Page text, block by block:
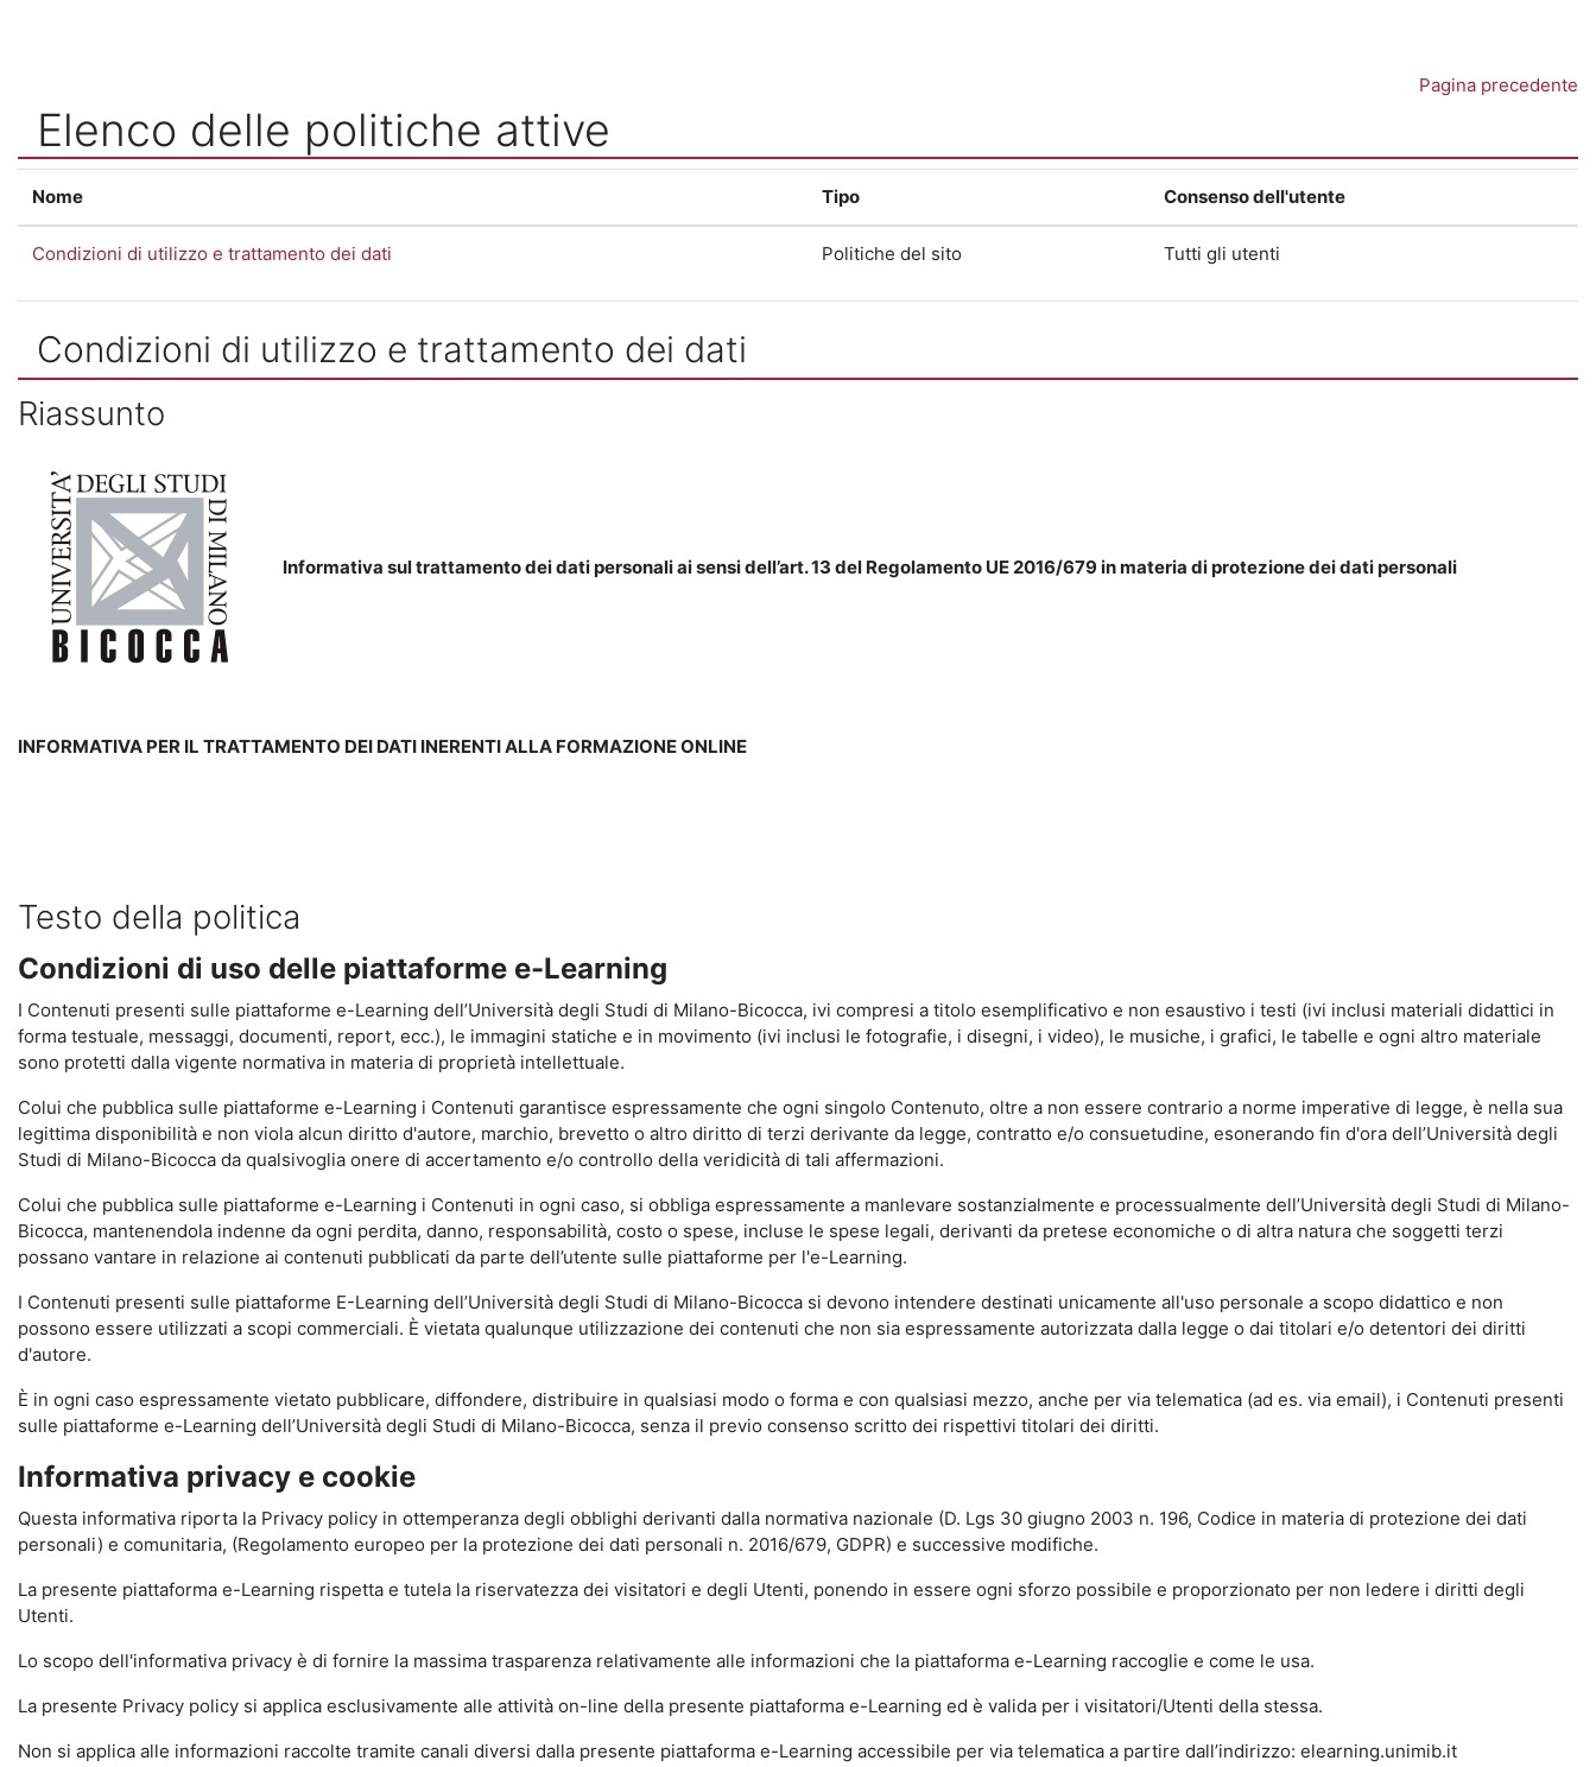
Pagina precedente
Elenco delle politiche attive
Nome Tipo Consenso dell'utente
Condizioni di utilizzo e trattamento dei dati Politiche del sito Tutti gli utenti
Condizioni di utilizzo e trattamento dei dati
Riassunto
Informativa sul trattamento dei dati personali ai sensi dell’art. 13 del Regolamento UE 2016/679 in materia di protezione dei dati personali
INFORMATIVA PER IL TRATTAMENTO DEI DATI INERENTI ALLA FORMAZIONE ONLINE
Testo della politica
Condizioni di uso delle piattaforme e-Learning
I Contenuti presenti sulle piattaforme e-Learning dell’Università degli Studi di Milano-Bicocca, ivi compresi a titolo esemplificativo e non esaustivo i testi (ivi inclusi materiali didattici in
forma testuale, messaggi, documenti, report, ecc.), le immagini statiche e in movimento (ivi inclusi le fotografie, i disegni, i video), le musiche, i grafici, le tabelle e ogni altro materiale
sono protetti dalla vigente normativa in materia di proprietà intellettuale.
Colui che pubblica sulle piattaforme e-Learning i Contenuti garantisce espressamente che ogni singolo Contenuto, oltre a non essere contrario a norme imperative di legge, è nella sua
legittima disponibilità e non viola alcun diritto d'autore, marchio, brevetto o altro diritto di terzi derivante da legge, contratto e/o consuetudine, esonerando fin d'ora dell’Università degli
Studi di Milano-Bicocca da qualsivoglia onere di accertamento e/o controllo della veridicità di tali affermazioni.
Colui che pubblica sulle piattaforme e-Learning i Contenuti in ogni caso, si obbliga espressamente a manlevare sostanzialmente e processualmente dell’Università degli Studi di Milano-
Bicocca, mantenendola indenne da ogni perdita, danno, responsabilità, costo o spese, incluse le spese legali, derivanti da pretese economiche o di altra natura che soggetti terzi
possano vantare in relazione ai contenuti pubblicati da parte dell’utente sulle piattaforme per l'e-Learning.
I Contenuti presenti sulle piattaforme E-Learning dell’Università degli Studi di Milano-Bicocca si devono intendere destinati unicamente all'uso personale a scopo didattico e non
possono essere utilizzati a scopi commerciali. È vietata qualunque utilizzazione dei contenuti che non sia espressamente autorizzata dalla legge o dai titolari e/o detentori dei diritti
d'autore.
È in ogni caso espressamente vietato pubblicare, diffondere, distribuire in qualsiasi modo o forma e con qualsiasi mezzo, anche per via telematica (ad es. via email), i Contenuti presenti
sulle piattaforme e-Learning dell’Università degli Studi di Milano-Bicocca, senza il previo consenso scritto dei rispettivi titolari dei diritti.
Informativa privacy e cookie
Questa informativa riporta la Privacy policy in ottemperanza degli obblighi derivanti dalla normativa nazionale (D. Lgs 30 giugno 2003 n. 196, Codice in materia di protezione dei dati
personali) e comunitaria, (Regolamento europeo per la protezione dei dati personali n. 2016/679, GDPR) e successive modifiche.
La presente piattaforma e-Learning rispetta e tutela la riservatezza dei visitatori e degli Utenti, ponendo in essere ogni sforzo possibile e proporzionato per non ledere i diritti degli
Utenti.
Lo scopo dell'informativa privacy è di fornire la massima trasparenza relativamente alle informazioni che la piattaforma e-Learning raccoglie e come le usa.
La presente Privacy policy si applica esclusivamente alle attività on-line della presente piattaforma e-Learning ed è valida per i visitatori/Utenti della stessa.
Non si applica alle informazioni raccolte tramite canali diversi dalla presente piattaforma e-Learning accessibile per via telematica a partire dall’indirizzo: elearning.unimib.it